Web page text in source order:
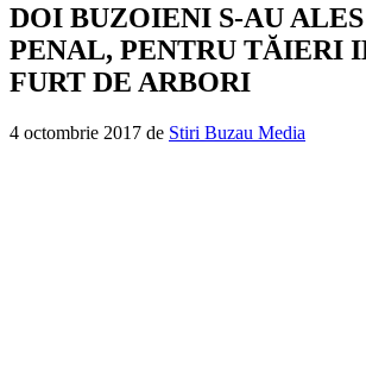
DOI BUZOIENI S-AU
PENAL, PENTRU TĂIERI
FURT DE ARBORI
4 octombrie 2017 de Stiri Buzau Media